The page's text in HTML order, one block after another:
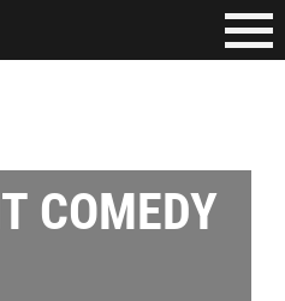
COMEDY